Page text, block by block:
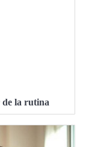
de la rutina